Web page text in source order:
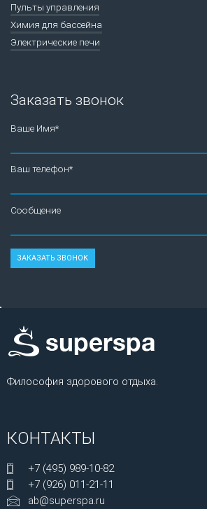
Пульты управления
Химия для бассейна
Электрические печи
Заказать звонок
Ваше Имя*
Ваш телефон*
Сообщение
Философия здорового отдыха.
КОНТАКТЫ
+7 (495) 989-10-82
+7 (926) 011-21-11
ab@superspa.ru